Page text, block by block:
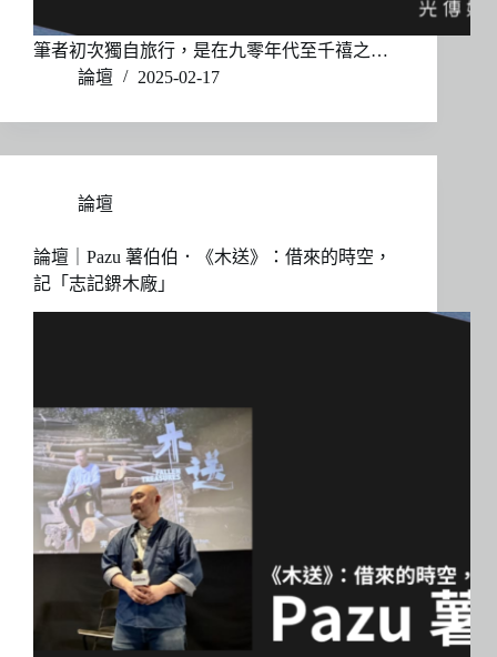
筆者初次獨自旅行，是在九零年代至千禧之…
論壇
2025-02-17
論壇
論壇｜Pazu 薯伯伯．《木送》：借來的時空，
記「志記鎅木廠」